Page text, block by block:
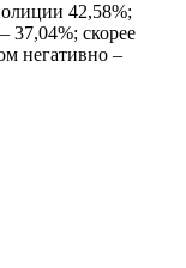
42,58%;
37,04%; скорее
негативно –